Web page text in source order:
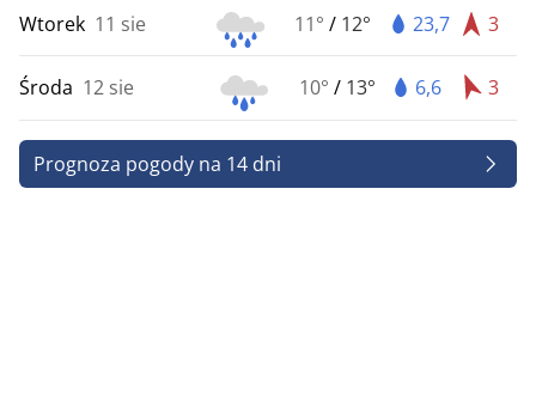
Wtorek 11 sie 11° / 12° 23,7 3
Środa 12 sie 10° / 13° 6,6 3
Prognoza pogody na 14 dni